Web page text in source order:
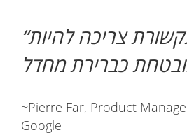
צריכה להיות
~Pierre Far, Product
Google